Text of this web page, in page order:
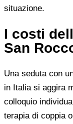
situazione.
I costi
San
Una seduta con
in Italia si aggira
colloquio
terapia di coppia